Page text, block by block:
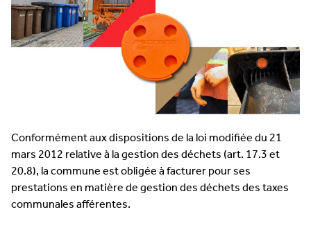
Conformément aux dispositions de la loi modifiée du 21
mars 2012 relative à la gestion des déchets (art. 17.3 et
20.8), la commune est obligée à facturer pour ses
prestations en matière de gestion des déchets des taxes
communales afférentes.